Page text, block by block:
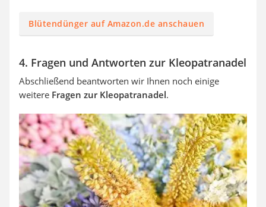
Blütendünger auf Amazon.de anschauen
4. Fragen und Antworten zur Kleopatranadel
Abschließend beantworten wir Ihnen noch einige
weitere Fragen zur Kleopatranadel.